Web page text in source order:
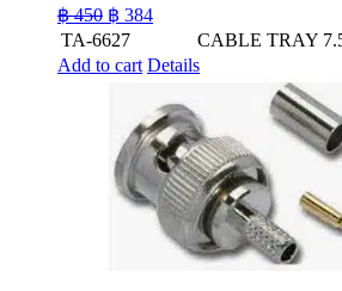
฿450 Original
price
was:
฿ 450.
฿ 384Current
is:
฿ 384.
TA-6627
CABLE TRAY
Add to cart Details